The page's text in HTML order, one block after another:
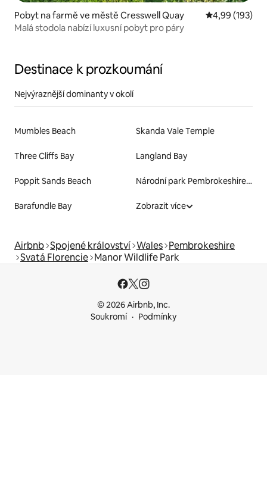
Pobyt na farmě ve městě Cresswell Quay Průměrné
4,99 (193)
Malá stodola nabízí luxusní pobyt pro páry
Destinace k prozkoumání
Nejvýraznější dominanty v okolí
Mumbles Beach Skanda Vale Temple
Three Cliffs Bay Langland Bay
Poppit Sands Beach Národní park Pembrokeshire Coast
Barafundle Bay Zobrazit více
Airbnb Spojené království Wales Pembrokeshire
Svatá Florencie Manor Wildlife Park
© 2026 Airbnb, Inc.
Soukromí
Podmínky